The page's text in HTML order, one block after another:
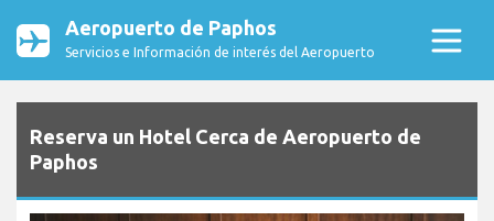
Aeropuerto de Paphos
Servicios e Información de interés del Aeropuerto
Reserva un Hotel Cerca de Aeropuerto de
Paphos